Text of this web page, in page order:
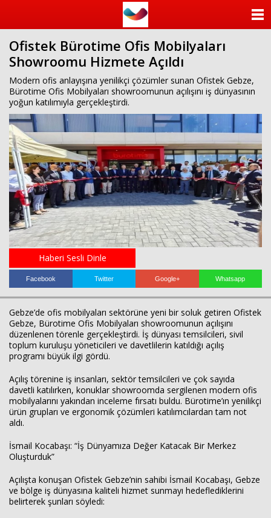
Ofistek Bürotime Ofis Mobilyaları
Showroomu Hizmete Açıldı
Modern ofis anlayışına yenilikçi çözümler sunan Ofistek Gebze,
Bürotime Ofis Mobilyaları showroomunun açılışını iş dünyasının
yoğun katılımıyla gerçekleştirdi.
Haberi Sesli Dinle
Facebook Twitter Google+ Whatsapp
Gebze’de ofis mobilyaları sektörüne yeni bir soluk getiren Ofistek
Gebze, Bürotime Ofis Mobilyaları showroomunun açılışını
düzenlenen törenle gerçekleştirdi. İş dünyası temsilcileri, sivil
toplum kuruluşu yöneticileri ve davetlilerin katıldığı açılış
programı büyük ilgi gördü.
Açılış törenine iş insanları, sektör temsilcileri ve çok sayıda
davetli katılırken, konuklar showroomda sergilenen modern ofis
mobilyalarını yakından inceleme fırsatı buldu. Bürotime’ın yenilikçi
ürün grupları ve ergonomik çözümleri katılımcılardan tam not
aldı.
İsmail Kocabaşı: “İş Dünyamıza Değer Katacak Bir Merkez
Oluşturduk”
Açılışta konuşan Ofistek Gebze’nin sahibi İsmail Kocabaşı, Gebze
ve bölge iş dünyasına kaliteli hizmet sunmayı hedeflediklerini
belirterek şunları söyledi:
KATEGORİLER
FOTO GALERİ
VİDEO GALERİ
KÜNYE
İLETİŞİM